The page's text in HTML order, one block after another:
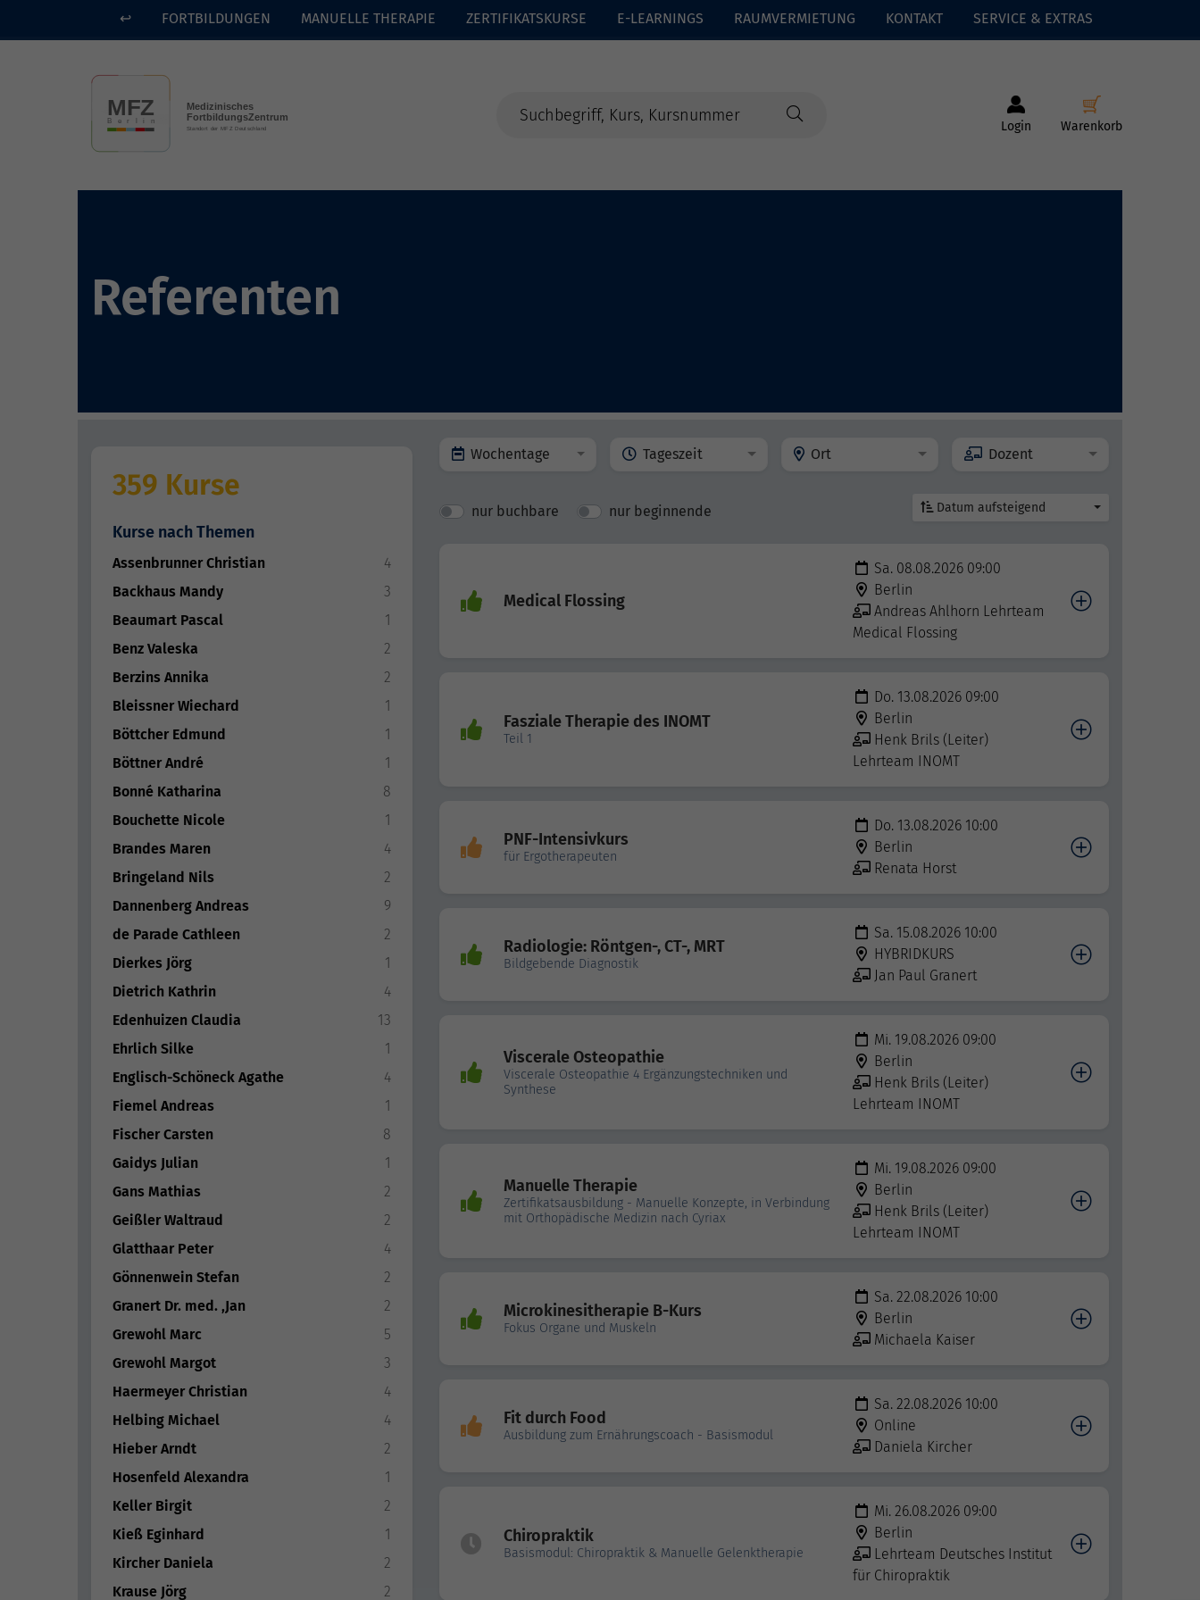
Skip to main content
↩ FORTBILDUNGEN MANUELLE THERAPIE ZERTIFIKATSKURSE E-LEARNINGS RAUMVERMIETUNG KONTAKT SERVICE & EXTRAS
Login Warenkorb
Referenten
359 Kurse
Kurse nach Themen
Assenbrunner Christian
4
Backhaus Mandy
3
Beaumart Pascal
1
Benz Valeska
2
Berzins Annika
2
Bleissner Wiechard
1
Böttcher Edmund
1
Böttner André
1
Bonné Katharina
8
Bouchette Nicole
1
Brandes Maren
4
Bringeland Nils
2
Dannenberg Andreas
9
de Parade Cathleen
2
Dierkes Jörg
1
Dietrich Kathrin
4
Edenhuizen Claudia
13
Ehrlich Silke
1
Englisch-Schöneck Agathe
4
Fiemel Andreas
1
Fischer Carsten
8
Gaidys Julian
1
Gans Mathias
2
Geißler Waltraud
2
Glatthaar Peter
4
Gönnenwein Stefan
2
Granert Dr. med. ,Jan
2
Grewohl Marc
5
Grewohl Margot
3
Haermeyer Christian
4
Helbing Michael
4
Hieber Arndt
2
Hosenfeld Alexandra
1
Keller Birgit
2
Kieß Eginhard
1
Kircher Daniela
2
Krause Jörg
2
Wochentage Tageszeit Ort Dozent
nur buchbare nur beginnende Datum aufsteigend
Medical Flossing
Sa. 08.08.2026 09:00
Berlin
Andreas Ahlhorn Lehrteam
Medical Flossing
Fasziale Therapie des INOMT
Teil 1
Do. 13.08.2026 09:00
Berlin
Henk Brils (Leiter)
Lehrteam INOMT
PNF-Intensivkurs
für Ergotherapeuten
Do. 13.08.2026 10:00
Berlin
Renata Horst
Radiologie: Röntgen-, CT-, MRT
Bildgebende Diagnostik
Sa. 15.08.2026 10:00
HYBRIDKURS
Jan Paul Granert
Viscerale Osteopathie
Viscerale Osteopathie 4 Ergänzungstechniken und
Synthese
Mi. 19.08.2026 09:00
Berlin
Henk Brils (Leiter)
Lehrteam INOMT
Manuelle Therapie
Zertifikatsausbildung - Manuelle Konzepte, in Verbindung
mit Orthopädische Medizin nach Cyriax
Mi. 19.08.2026 09:00
Berlin
Henk Brils (Leiter)
Lehrteam INOMT
Microkinesitherapie B-Kurs
Fokus Organe und Muskeln
Sa. 22.08.2026 10:00
Berlin
Michaela Kaiser
Fit durch Food
Ausbildung zum Ernährungscoach - Basismodul
Sa. 22.08.2026 10:00
Online
Daniela Kircher
Chiropraktik
Basismodul: Chiropraktik & Manuelle Gelenktherapie
Mi. 26.08.2026 09:00
Berlin
Lehrteam Deutsches Institut
für Chiropraktik